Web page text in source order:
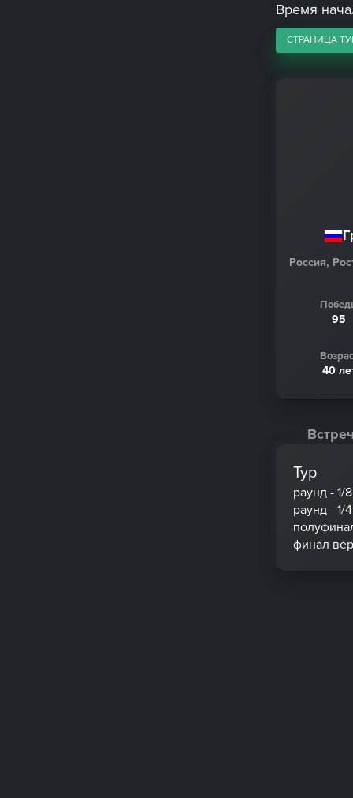
Время
СТРАНИЦА
Россия,
95
40
Тур
раунд - 1/
раунд - 1/
финал